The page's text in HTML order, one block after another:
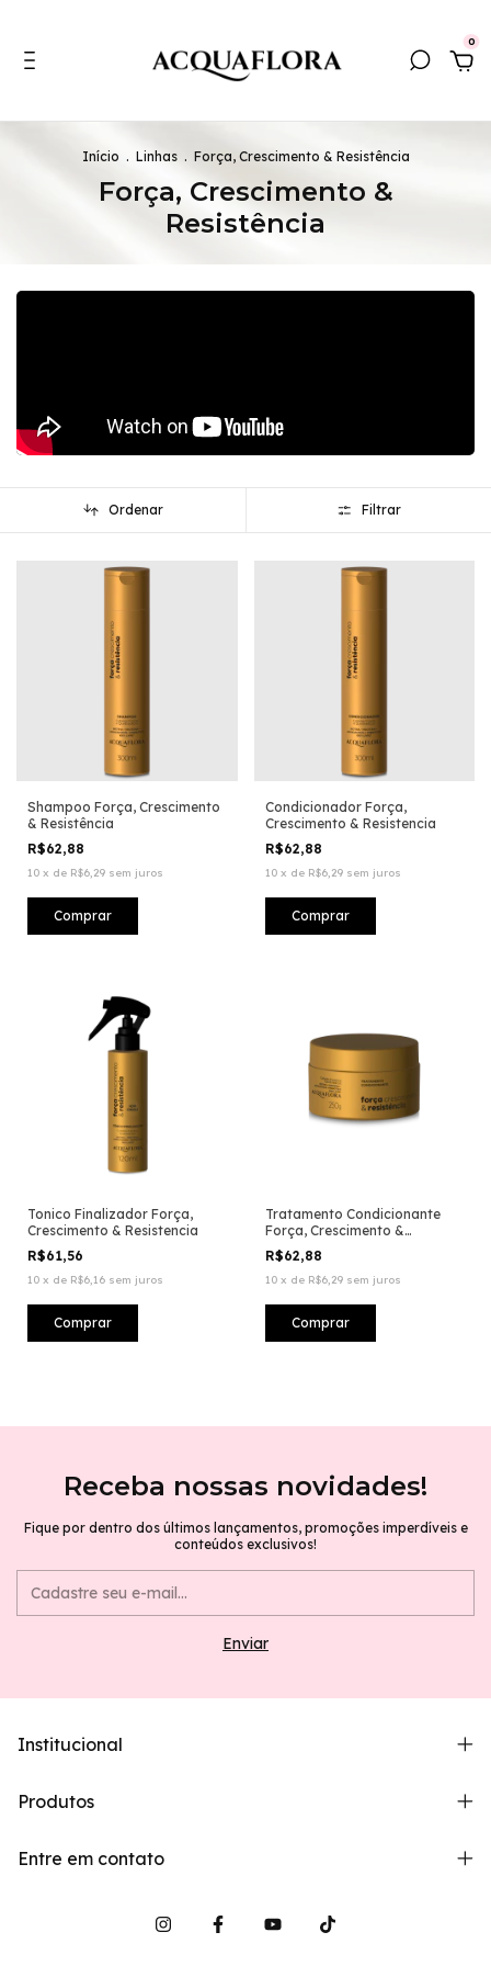
0
Início . Linhas . Força, Crescimento & Resistência
Força, Crescimento &
Resistência
Ordenar Filtrar
Shampoo Força, Crescimento
& Resistência
R$62,88
10 x de R$6,29 sem juros
Condicionador Força,
Crescimento & Resistencia
R$62,88
10 x de R$6,29 sem juros
Tonico Finalizador Força,
Crescimento & Resistencia
R$61,56
10 x de R$6,16 sem juros
Tratamento Condicionante
Força, Crescimento &
Resistencia
R$62,88
10 x de R$6,29 sem juros
Receba nossas novidades!
Fique por dentro dos últimos lançamentos, promoções imperdíveis e
conteúdos exclusivos!
Institucional
Produtos
Entre em contato